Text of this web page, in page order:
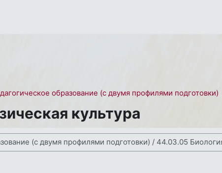
образование (с двумя профилями подготовки)
культура